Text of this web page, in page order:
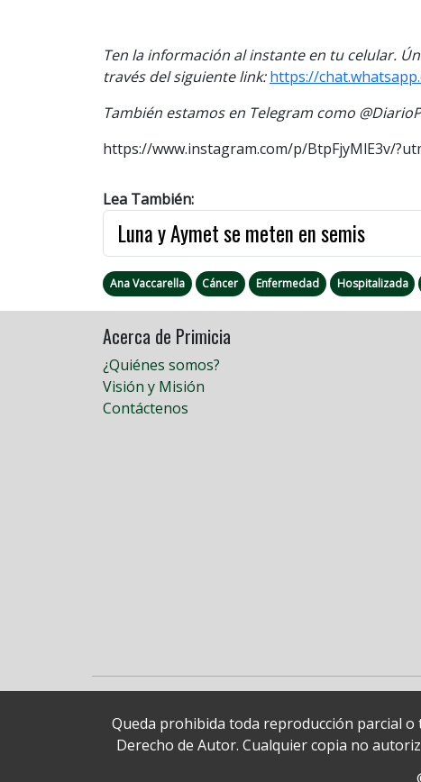
Ten la información al instante en tu celular.
través del siguiente link:https://
También estamos en Telegram como
https://www.instagram.com/p/BtpFjyMlE3v/
Lea También:
Luna y Aymet se meten en semis
Ana Vaccarella Cáncer Enfermedad Hospitalizada
Acerca de Primicia
¿Quiénes somos?
Visión y Misión
Contáctenos
Queda prohibida toda reproducción parcial
Derecho de Autor. Cualquier copia no